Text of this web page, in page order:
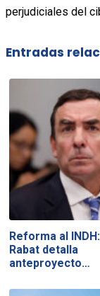
perjudiciales del
Entradas
Reforma al
Rabat detalla
anteproyecto…